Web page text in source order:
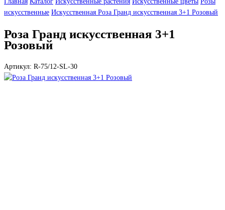
искусственные Искусственная Роза Гранд искусственная 3+1 Розовый
Роза Гранд искусственная 3+1
Розовый
Артикул: R-75/12-SL-30